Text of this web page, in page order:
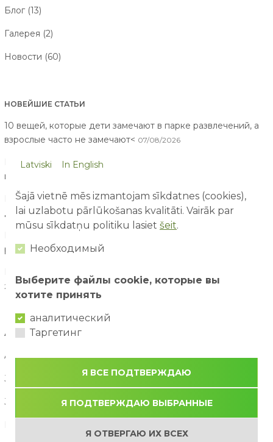
Блог (13)
Галерея (2)
Новости (60)
НОВЕЙШИЕ СТАТЬИ
10 вещей, которые дети замечают в парке развлечений, а
взрослые часто не замечают< 07/08/2026
Первый раз в парке развлечений: чего ожидать родителям
и детям?
Безопасность на водных аттракционах: как отдыхать с
детьми спокойно и с удовольствием?02/08/2026
развлечений?29/07/2026
28/07/2026
АРХИВ СТАТЕЙ
August / 2026
July / 2026
June / 2026
Latviski In English
Šajā vietnē mēs izmantojam sīkdatnes (cookies),
lai uzlabotu pārlūkošanas kvalitāti. Vairāk par
mūsu sīkdatņu politiku lasiet šeit.
Необходимый
Выберите файлы cookie, которые вы
хотите принять
аналитический
Таргетинг
Я ВСЕ ПОДТВЕРЖДАЮ
Я ПОДТВЕРЖДАЮ ВЫБРАННЫЕ
Я ОТВЕРГАЮ ИХ ВСЕХ